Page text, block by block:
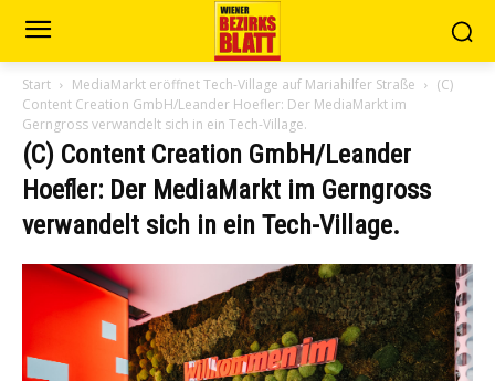
Start MediaMarkt eröffnet Tech-Village auf Mariahilfer Straße
(C)
Content Creation GmbH/Leander Hoefler: Der MediaMarkt im
Gerngross verwandelt sich in ein Tech-Village.
(C) Content Creation GmbH/Leander
Hoefler: Der MediaMarkt im Gerngross
verwandelt sich in ein Tech-Village.